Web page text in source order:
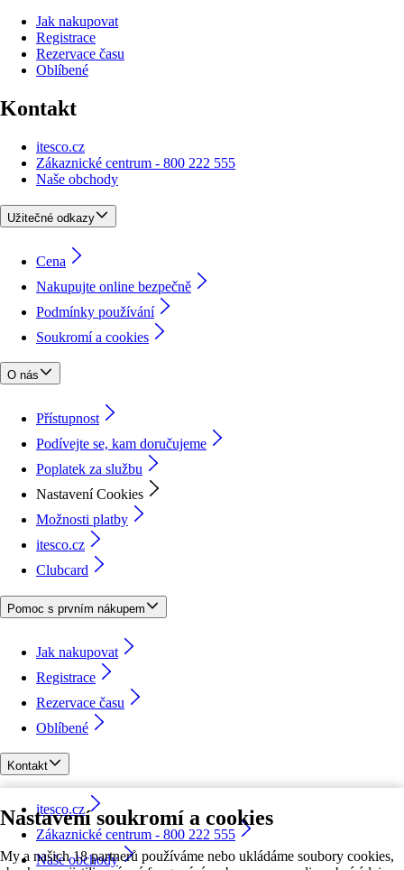
Nastavení soukromí a cookies
My a našich 18 partnerů používáme nebo ukládáme soubory cookies,
Jak nakupovat
Registrace
Rezervace času
Oblíbené
Kontakt
itesco.cz
Zákaznické centrum - 800 222 555
Naše obchody
Užitečné odkazy
Cena
Nakupujte online bezpečně
Podmínky používání
Soukromí a cookies
O nás
Přístupnost
Podívejte se, kam doručujeme
Poplatek za službu
Nastavení Cookies
Možnosti platby
itesco.cz
Clubcard
Pomoc s prvním nákupem
Jak nakupovat
Registrace
Rezervace času
Oblíbené
Kontakt
itesco.cz
Zákaznické centrum - 800 222 555
Naše obchody